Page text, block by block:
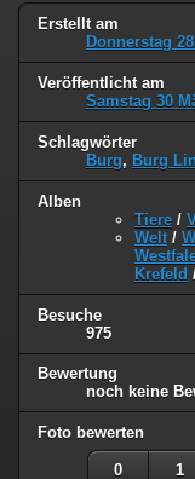
Erstellt am
Donnerstag
Veröffentlicht am
Samstag 30
Schlagwörter
Burg, Burg
Alben
Tiere /
Welt /
Krefeld
Besuche
975
Bewertung
noch keine
Foto bewerten
0 1